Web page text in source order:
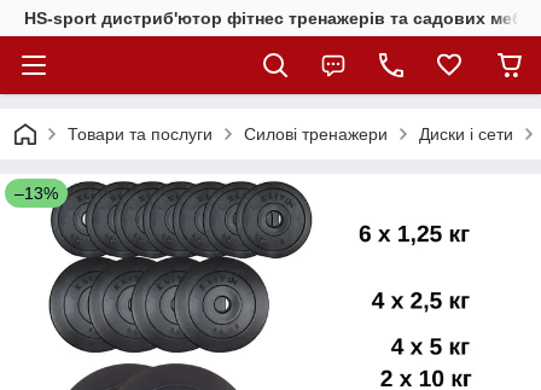
HS-sport дистриб'ютор фітнес тренажерів та садових
Товари та послуги Силові тренажери Диски і сети
–13%